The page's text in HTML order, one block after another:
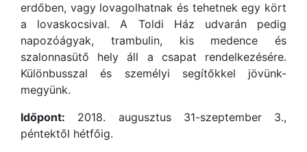
erdőben, vagy lovagolhatnak és tehetnek egy kört
a lovaskocsival. A Toldi Ház udvarán pedig
napozóágyak, trambulin, kis medence és
szalonnasütő hely áll a csapat rendelkezésére.
Különbusszal és személyi segítőkkel jövünk-
megyünk.
Időpont: 2018. augusztus 31-szeptember 3.,
péntektől hétfőig.